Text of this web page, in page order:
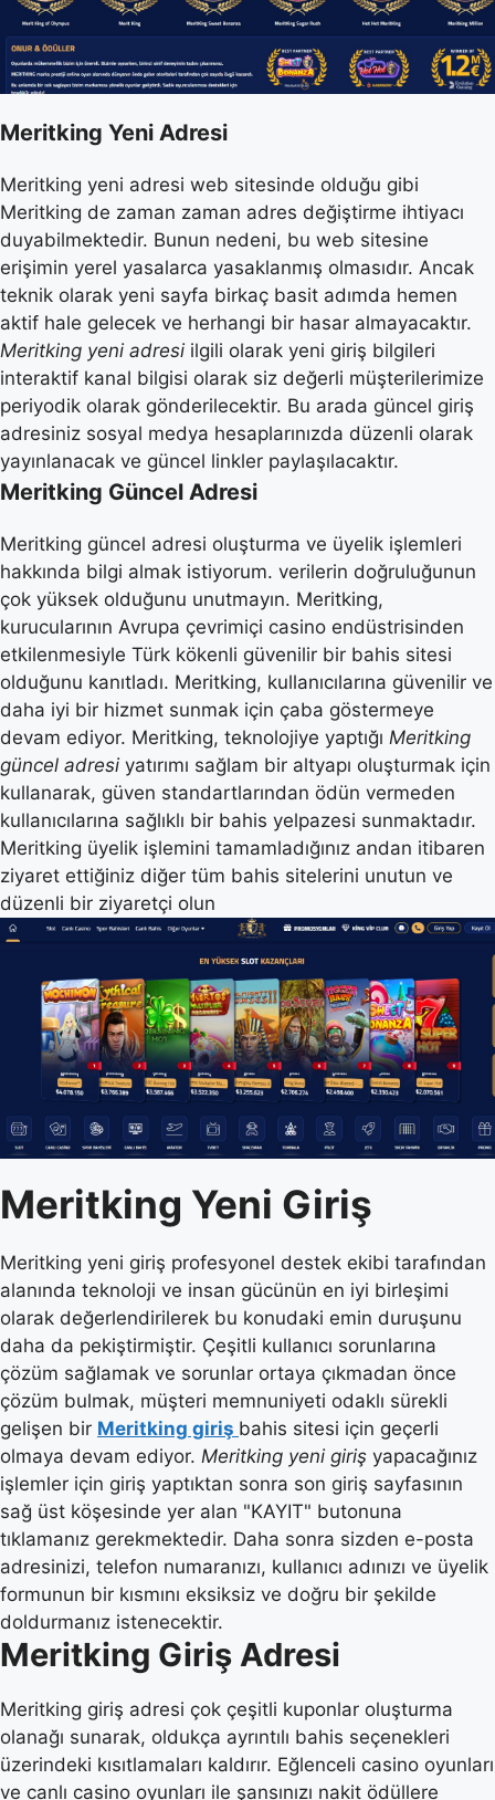
Meritking Yeni Adresi
Meritking yeni adresi web sitesinde olduğu gibi
Meritking de zaman zaman adres değiştirme ihtiyacı
duyabilmektedir. Bunun nedeni, bu web sitesine
erişimin yerel yasalarca yasaklanmış olmasıdır. Ancak
teknik olarak yeni sayfa birkaç basit adımda hemen
aktif hale gelecek ve herhangi bir hasar almayacaktır.
Meritking yeni adresi ilgili olarak yeni giriş bilgileri
interaktif kanal bilgisi olarak siz değerli müşterilerimize
periyodik olarak gönderilecektir. Bu arada güncel giriş
adresiniz sosyal medya hesaplarınızda düzenli olarak
yayınlanacak ve güncel linkler paylaşılacaktır.
Meritking Güncel Adresi
Meritking güncel adresi oluşturma ve üyelik işlemleri
hakkında bilgi almak istiyorum. verilerin doğruluğunun
çok yüksek olduğunu unutmayın. Meritking,
kurucularının Avrupa çevrimiçi casino endüstrisinden
etkilenmesiyle Türk kökenli güvenilir bir bahis sitesi
olduğunu kanıtladı. Meritking, kullanıcılarına güvenilir ve
daha iyi bir hizmet sunmak için çaba göstermeye
devam ediyor. Meritking, teknolojiye yaptığı Meritking
güncel adresi yatırımı sağlam bir altyapı oluşturmak için
kullanarak, güven standartlarından ödün vermeden
kullanıcılarına sağlıklı bir bahis yelpazesi sunmaktadır.
Meritking üyelik işlemini tamamladığınız andan itibaren
ziyaret ettiğiniz diğer tüm bahis sitelerini unutun ve
düzenli bir ziyaretçi olun
Meritking Yeni Giriş
Meritking yeni giriş profesyonel destek ekibi tarafından
alanında teknoloji ve insan gücünün en iyi birleşimi
olarak değerlendirilerek bu konudaki emin duruşunu
daha da pekiştirmiştir. Çeşitli kullanıcı sorunlarına
çözüm sağlamak ve sorunlar ortaya çıkmadan önce
çözüm bulmak, müşteri memnuniyeti odaklı sürekli
gelişen bir Meritking giriş bahis sitesi için geçerli
olmaya devam ediyor. Meritking yeni giriş yapacağınız
işlemler için giriş yaptıktan sonra son giriş sayfasının
sağ üst köşesinde yer alan "KAYIT" butonuna
tıklamanız gerekmektedir. Daha sonra sizden e-posta
adresinizi, telefon numaranızı, kullanıcı adınızı ve üyelik
formunun bir kısmını eksiksiz ve doğru bir şekilde
doldurmanız istenecektir.
Meritking Giriş Adresi
Meritking giriş adresi çok çeşitli kuponlar oluşturma
olanağı sunarak, oldukça ayrıntılı bahis seçenekleri
üzerindeki kısıtlamaları kaldırır. Eğlenceli casino oyunları
ve canlı casino oyunları ile şansınızı nakit ödüllere